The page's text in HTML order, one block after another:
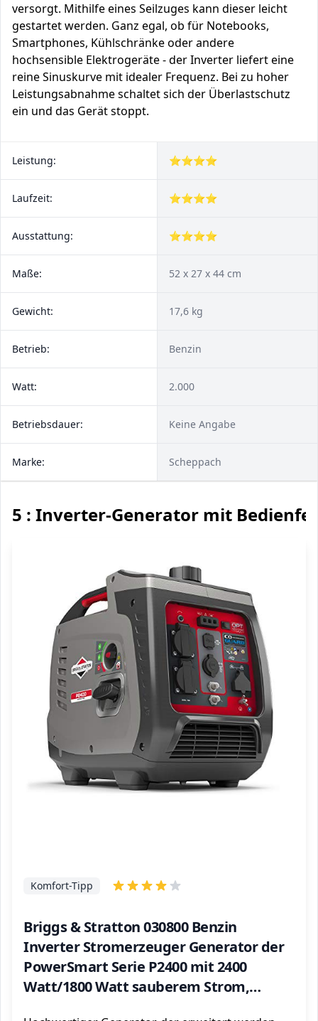
versorgt. Mithilfe eines Seilzuges kann dieser leicht
gestartet werden. Ganz egal, ob für Notebooks,
Smartphones, Kühlschränke oder andere
hochsensible Elektrogeräte - der Inverter liefert eine
reine Sinuskurve mit idealer Frequenz. Bei zu hoher
Leistungsabnahme schaltet sich der Überlastschutz
ein und das Gerät stoppt.
Leistung: ⭐⭐⭐⭐
Laufzeit: ⭐⭐⭐⭐
Ausstattung: ⭐⭐⭐⭐
Maße: 52 x 27 x 44 cm
Gewicht: 17,6 kg
Betrieb: Benzin
Watt: 2.000
Betriebsdauer: Keine Angabe
Marke: Scheppach
5 : Inverter-Generator mit
Briggs & Stratton 030800 Benzin
Inverter Stromerzeuger Generator der
PowerSmart Serie P2400 mit 2400
Watt/1800 Watt sauberem Strom,
Komfort-Tipp